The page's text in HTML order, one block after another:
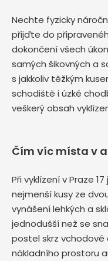
Nechte fyzicky
přijďte do
dokončení všech
samých šikovných a
s jakkoliv těžkým
schodiště i úzké
veškerý obsah
Čím víc místa v
Při vyklízení v Praze
nejmenší kusy ze
vynášení lehkých a
jednodušší než se
postel skrz
nákladního prostoru